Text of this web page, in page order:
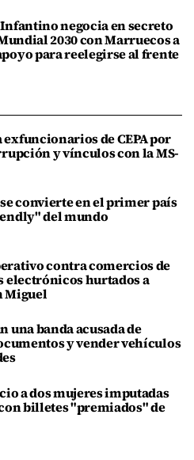
negocia en secreto
2030 con Marruecos a
para reelegirse al frente
exfuncionarios de CEPA por
y vínculos con la MS-
convierte en el primer país
del mundo
contra comercios de
electrónicos hurtados a
Miguel
una banda acusada de
y vender vehículos
a dos mujeres imputadas
billetes "premiados" de